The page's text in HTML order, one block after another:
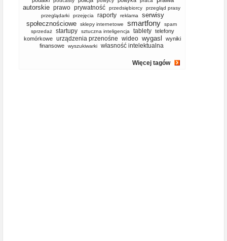
autorskie prawo prywatność przedsiębiorcy
przegląd prasy
przeglądarki
przejęcia raporty reklama
serwisy
społecznościowe
sklepy internetowe smartfony
spam
sprzedaż
startupy sztuczna inteligencja tablety telefony
komórkowe
urządzenia przenośne wideo wygasl
wyniki
finansowe
wyszukiwarki własność intelektualna
Więcej tagów